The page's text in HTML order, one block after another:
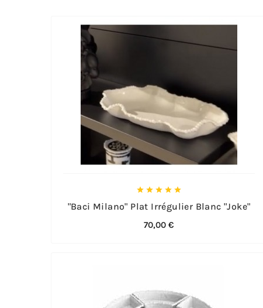
    
"Baci Milano" Plat Irrégulier Blanc "Joke"
70,00 €